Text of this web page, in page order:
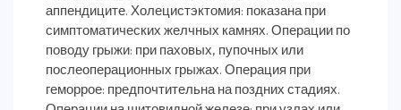
аппендиците. Холецистэктомия: показана при
симптоматических желчных камнях. Операции по
поводу грыжи: при паховых, пупочных или
послеоперационных грыжах. Операция при
геморрое: предпочтительна на поздних стадиях.